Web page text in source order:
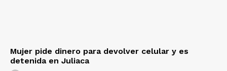
Mujer pide dinero para devolver celular y es
detenida en Juliaca